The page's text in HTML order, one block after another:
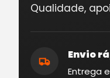
Qualidade,
Envio
Entrega